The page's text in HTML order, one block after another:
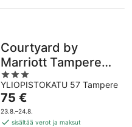
Courtyard by
Marriott Tampere
City
3
out
of
5
YLIOPISTOKATU 57 Tampere
Hinta
on
75 €
75 €
23.8.–24.8.
sisältää verot ja maksut